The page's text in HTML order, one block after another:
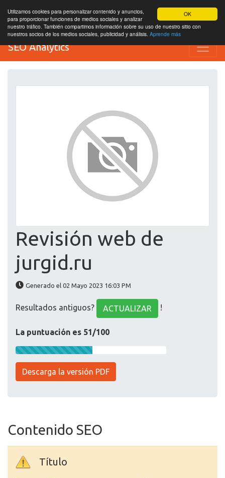
OK
Utilizamos cookies para personalizar contenido y anuncios,
para proporcionar funciones de medios sociales y analizar
nuestro tráfico. También compartimos información sobre su uso de nuestro sitio con
nuestros socios de los medios sociales, publicidad y análisis. Aprende más
SEO Analytics
Revisión web de
jurgid.ru
Generado el 02 Mayo 2023 16:03 PM
Resultados antiguos? ACTUALIZAR !
La puntuación es 51/100
Descarga la versión PDF
Contenido SEO
Título